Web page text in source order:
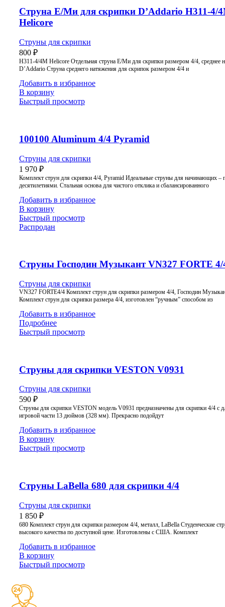
Струна E/Ми для скрипки D’Addario H311-4/
Helicore
Струны для скрипки
800 ₽
H311-4/4M Helicore Отдельная струна E/Ми для скрипки размером 4/4, среднее
D’Addario Струна среднего натяжения для скрипок размером 4/4 и
Добавить в избранное
В корзину
Быстрый просмотр
100100 Aluminum 4/4 Pyramid
Струны для скрипки
1 970 ₽
Комплект струн для скрипки 4/4, Pyramid Идеальные струны для начинающих –
десятилетиями. Стальная основа для чистого отклика и сбалансированного
Добавить в избранное
В корзину
Быстрый просмотр
Распродан
Струны Господин Музыкант VN327 FORTE 4/
Струны для скрипки
VN327 FORTE4/4 Комплект струн для скрипки размером 4/4, Господин
Комплект струн для скрипки размера 4/4, изготовлен “ручным” способом из
Добавить в избранное
Подробнее
Быстрый просмотр
Струны для скрипки VESTON V0931
Струны для скрипки
590 ₽
Струны для скрипки VESTON модель V0931 предназначены для скрипки 4/4 с
игровой части 13 дюймов (328 мм). Прекрасно подойдут
Добавить в избранное
В корзину
Быстрый просмотр
Струны LaBella 680 для скрипки 4/4
Струны для скрипки
1 850 ₽
680 Комплект струн для скрипки размером 4/4, металл, LaBella Студенческие
высокого качества по доступной цене. Изготовлены с США. Комплект
Добавить в избранное
В корзину
Быстрый просмотр